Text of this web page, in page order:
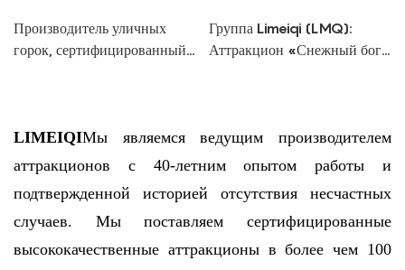
Производитель уличных
горок, сертифицированный
Китай
Группа Limeiqi (LMQ):
Аттракцион «Снежный бог
LIMEIQIМы являемся ведущим производителем
аттракционов с 40-летним опытом работы и
подтвержденной историей отсутствия несчастных
случаев. Мы поставляем сертифицированные
высококачественные аттракционы в более чем 100